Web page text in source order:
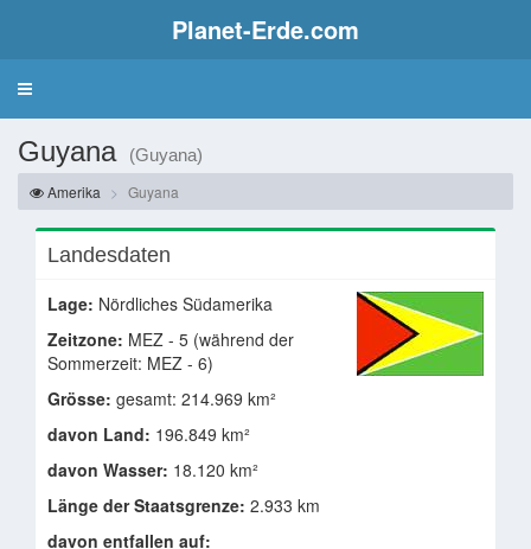
Planet-Erde.com
Guyana
(Guyana)
Amerika
Guyana
Landesdaten
Lage: Nördliches Südamerika
Zeitzone: MEZ - 5 (während der
Sommerzeit: MEZ - 6)
Grösse: gesamt: 214.969 km²
davon Land: 196.849 km²
davon Wasser: 18.120 km²
Länge der Staatsgrenze: 2.933 km
davon entfallen auf: